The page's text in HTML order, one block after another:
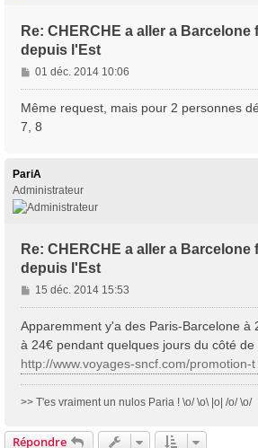
Re: CHERCHE a aller a Barcelone
depuis l'Est
M
e
s
s
e
01 déc. 2014 10:06
Même request, mais pour 2 personnes
7, 8
PariA
Administrateur
Re: CHERCHE a aller a Barcelone
depuis l'Est
M
e
s
s
a
g
e
15 déc. 2014 15:53
Apparemment y'a des Paris-Barcelone à
à 24€ pendant quelques jours du côté de
http://www.voyages-sncf.com/promotion-
>> T'es vraiment un nulos Paria ! \o/ \o\ |o| /o/ \o/
Répondre